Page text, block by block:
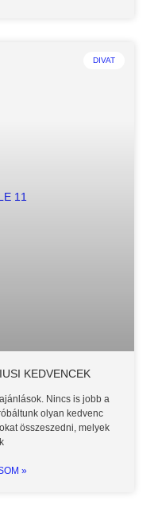
DIVAT
KEDVENCEK
Nincs is jobb a
olyan kedvenc
összeszedni, melyek
»